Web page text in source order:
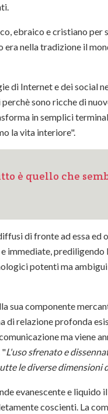
ebraico e cristiano per
nella tradizione il
di Internet e dei social
sono ricche di
in semplici
la vita interiore".
è quello che
di fronte ad essa ed
immediate, prediligendo
potenti ma
sua componente
di relazione profonda
ma viene
"L'uso sfrenato e
le diverse dimensioni
evanescente e liquido
coscienti. La